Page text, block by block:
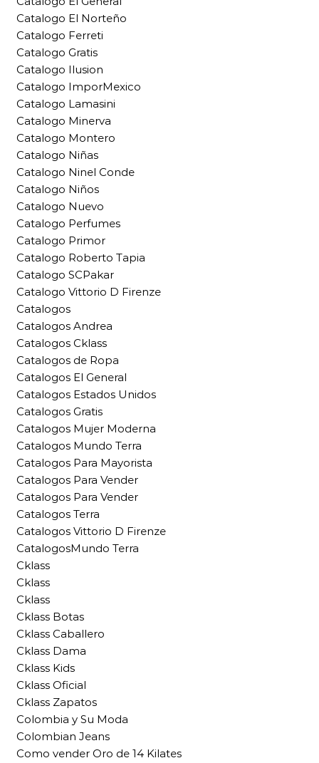
Catalogo El Norteño
Catalogo Ferreti
Catalogo Gratis
Catalogo Ilusion
Catalogo ImporMexico
Catalogo Lamasini
Catalogo Minerva
Catalogo Montero
Catalogo Niñas
Catalogo Ninel Conde
Catalogo Niños
Catalogo Nuevo
Catalogo Perfumes
Catalogo Primor
Catalogo Roberto Tapia
Catalogo SCPakar
Catalogo Vittorio D Firenze
Catalogos
Catalogos Andrea
Catalogos Cklass
Catalogos de Ropa
Catalogos El General
Catalogos Estados Unidos
Catalogos Gratis
Catalogos Mujer Moderna
Catalogos Mundo Terra
Catalogos Para Mayorista
Catalogos Para Vender
Catalogos Para Vender
Catalogos Terra
Catalogos Vittorio D Firenze
CatalogosMundo Terra
Cklass
Cklass
Cklass
Cklass Botas
Cklass Caballero
Cklass Dama
Cklass Kids
Cklass Oficial
Cklass Zapatos
Colombia y Su Moda
Colombian Jeans
Como vender Oro de 14 Kilates